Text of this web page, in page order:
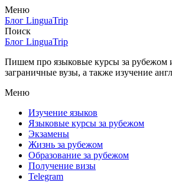
Меню
Блог LinguaTrip
Поиск
Блог LinguaTrip
Пишем про языковые курсы за рубежом
заграничные вузы, а также изучение
Меню
Изучение языков
Языковые курсы за рубежом
Экзамены
Жизнь за рубежом
Образование за рубежом
Получение визы
Telegram